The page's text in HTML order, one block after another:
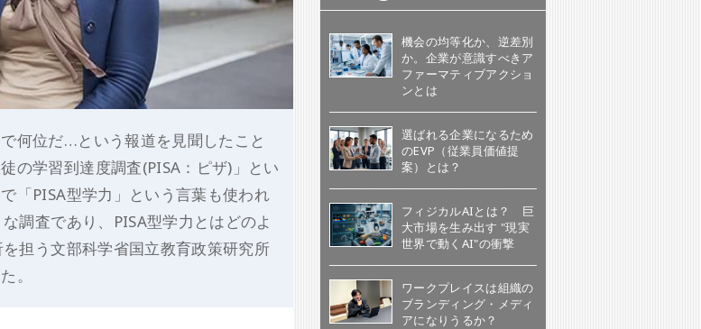
何位だ…という報道を見聞したこと
の学習到達度調査(PISA：ピザ)」とい
「PISA型学力」という言葉も使われ
調査であり、PISA型学力とはどのよ
担う文部科学省国立教育政策研究所
。
機会の均等化か、逆差別
か。企業が意識すべきア
ファーマティブアクショ
ンとは
選ばれる企業になるため
のEVP（従業員価値提
案）とは？
フィジカルAIとは？ 巨
大市場を生み出す "現実
世界で動くAI"の衝撃
ワークプレイスは組織の
ブランディング・メディ
アになりうるか？